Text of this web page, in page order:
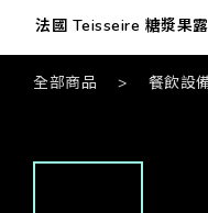
法國 Teisseire 糖漿果
全部商品 > 餐飲設